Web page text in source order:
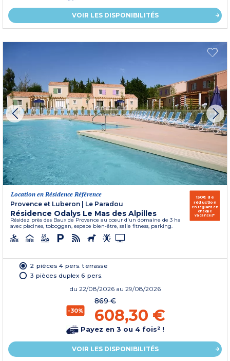
VOIR LES DISPONIBILITÉS
Location en Résidence Référence
Provence et Luberon
Le Paradou
Résidence Odalys Le Mas des Alpilles
Résidez près des Baux de Provence au cœur d'un domaine de 3 ha
avec piscines, toboggan, espace bien-être, salle fitness, parking.
150€ de
réduction
en réglant en
chèque
vacances*
2 pièces 4 pers. terrasse
3 pièces duplex 6 pers.
du 22/08/2026 au 29/08/2026
-30%
869 €
608,30 €
Payez en 3 ou 4 fois² !
VOIR LES DISPONIBILITÉS